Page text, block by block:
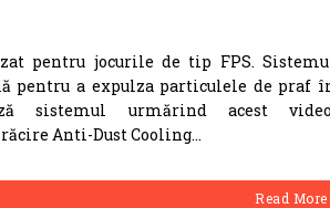
pentru jocurile de tip FPS.
pentru a expulza particulele de praf
sistemul urmărind acest
Anti-Dust Cooling
Read More